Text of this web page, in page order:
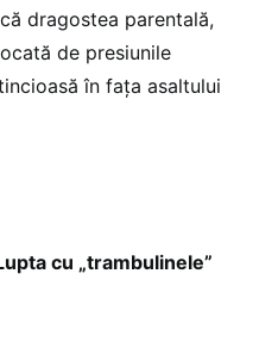
dragostea parentală,
de presiunile
în fața asaltului
cu „trambulinele”